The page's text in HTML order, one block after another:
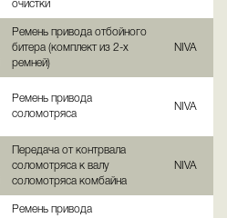
очистки
Ремень привода отбойного
битера (комплект из 2-х
ремней)
NIVA
Ремень привода
соломотряса
NIVA
Передача от контрвала
соломотряса к валу
соломотряса комбайна
NIVA
Ремень привода